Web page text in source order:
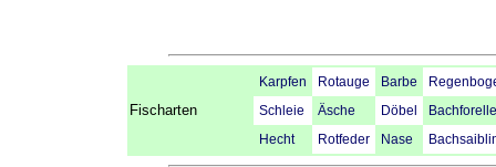
Fischarten
Karpfen Rotauge Barbe
Schleie
Äsche Döbel
Bachforelle
Hecht
Rotfeder Nase